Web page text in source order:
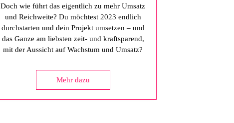
Doch wie führt das eigentlich zu mehr Umsatz
und Reichweite? Du möchtest 2023 endlich
durchstarten und dein Projekt umsetzen – und
das Ganze am liebsten zeit- und kraftsparend,
mit der Aussicht auf Wachstum und Umsatz?
Mehr dazu